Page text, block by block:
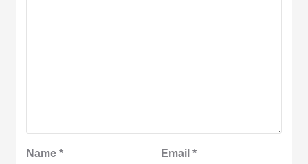
Name* Email *